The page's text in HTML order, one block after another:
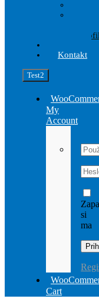
Kontakt
Test2
My
Account
si
ma
Cart